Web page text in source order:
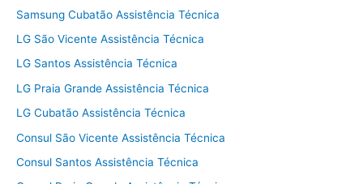
Samsung Cubatão Assistência Técnica
LG São Vicente Assistência Técnica
LG Santos Assistência Técnica
LG Praia Grande Assistência Técnica
LG Cubatão Assistência Técnica
Consul São Vicente Assistência Técnica
Consul Santos Assistência Técnica